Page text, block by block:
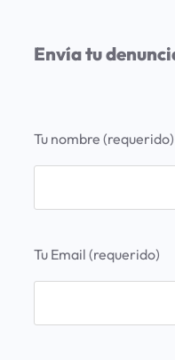
Envía tu
Tu nombre (requerido)
Tu Email (requerido)